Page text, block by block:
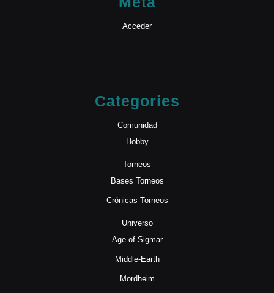
Acceder
Categories
Comunidad
Hobby
Torneos
Bases Torneos
Crónicas Torneos
Universo
Age of Sigmar
Middle-Earth
Mordheim